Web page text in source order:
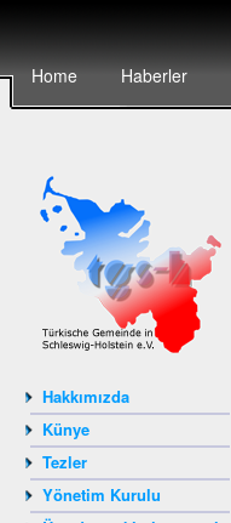
Home Haberler
Hakkımızda
Künye
Tezler
Yönetim Kurulu